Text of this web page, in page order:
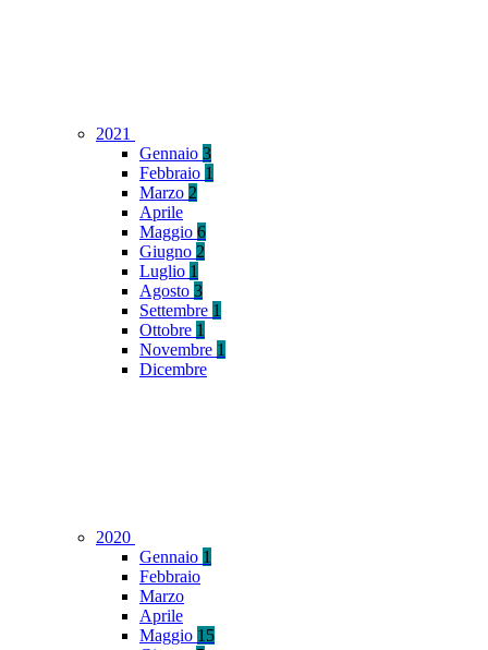
2021
Gennaio 3
Febbraio 1
Marzo 2
Aprile
Maggio 6
Giugno 2
Luglio 1
Agosto 3
Settembre 1
Ottobre 1
Novembre 1
Dicembre
2020
Gennaio 1
Febbraio
Marzo
Aprile
Maggio 15